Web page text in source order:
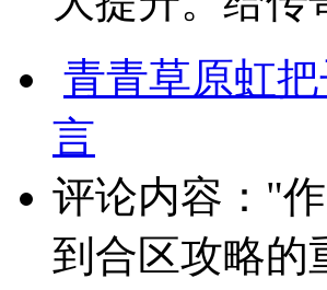
青青草原虹把
言
评论内容："
到合区攻略的